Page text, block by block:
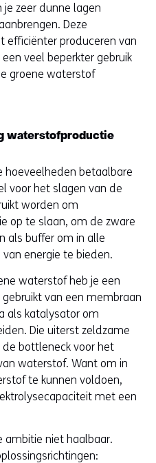
je zeer dunne lagen
Deze
efficiënter produceren van
veel beperkter gebruik
groene waterstof
waterstofproductie
hoeveelheden betaalbare
voor het slagen van de
worden om
op te slaan, om de zware
als buffer om in alle
energie te bieden.
waterstof heb je een
van een membraan
als katalysator om
Die uiterst zeldzame
bottleneck voor het
waterstof. Want om in
te kunnen voldoen,
met een
ambitie niet haalbaar.